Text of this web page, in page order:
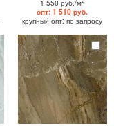
1 550 руб./м
опт: 1 510 руб.
крупный опт: по запросу